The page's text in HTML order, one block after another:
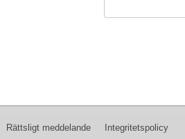
Rättsligt meddelande Integritetspolicy